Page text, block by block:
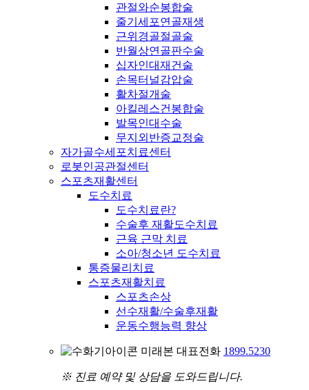
관절와순봉합술
줄기세포연골재생
근위경골절골술
반월상연골판수술
십자인대재건술
손목터널감압술
활차절개술
아킬레스건봉합술
발목인대수술
무지외반증교정술
자가골수세포치료센터
로봇인공관절센터
스포츠재활센터
도수치료
도수치료란?
수술후 재활도수치료
근육 근막 치료
소아/청소년 도수치료
통증물리치료
스포츠재활치료
스포츠손상
선수재활/수술후재활
운동수행능력 향상
미래본 대표전화 1899.5230
※ 진료 예약 및 상담을 도와드립니다.